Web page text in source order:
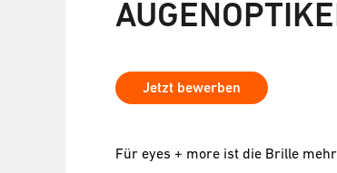
Jetzt bewerben
Für eyes + more ist die Brille